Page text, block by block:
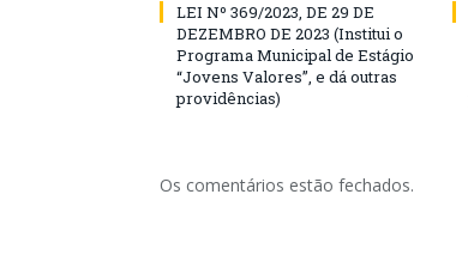
LEI Nº 369/2023, DE 29 DE
DEZEMBRO DE 2023 (Institui o
Programa Municipal de Estágio
“Jovens Valores”, e dá outras
providências)
Os comentários estão fechados.